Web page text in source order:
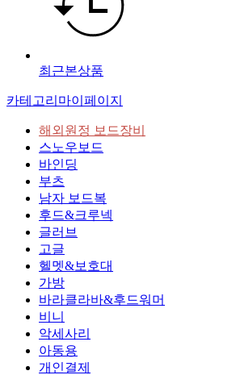
최근본상품
카테고리 마이페이지
해외원정 보드장비
스노우보드
바인딩
부츠
남자 보드복
후드&크루넥
글러브
고글
헬멧&보호대
가방
바라클라바&후드워머
비니
악세사리
아동용
개인결제